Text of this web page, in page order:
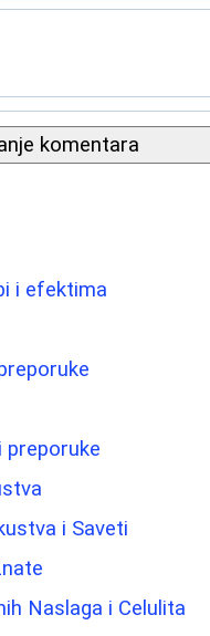
komentara
i efektima
preporuke
i Saveti
Naslaga i Celulita